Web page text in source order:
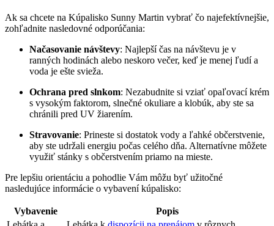
Ak sa chcete na Kúpalisko Sunny Martin vybrať čo najefektívnejšie,
zohľadnite nasledovné odporúčania:
Načasovanie návštevy: Najlepší čas na návštevu je v
ranných hodinách alebo neskoro večer, keď je menej ľudí a
voda je ešte svieža.
Ochrana pred slnkom: Nezabudnite si vziať opaľovací krém
s vysokým faktorom, slnečné okuliare a klobúk, aby ste sa
chránili pred UV žiarením.
Stravovanie: Prineste si dostatok vody a ľahké občerstvenie,
aby ste udržali energiu počas celého dňa. Alternatívne môžete
využiť stánky s občerstvením priamo na mieste.
Pre lepšiu orientáciu a pohodlie Vám môžu byť užitočné
nasledujúce informácie o vybavení kúpalisko:
Vybavenie
Popis